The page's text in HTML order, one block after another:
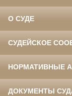
О СУДЕ
СУДЕЙСКОЕ
НОРМАТИВНЫЕ
ДОКУМЕНТЫ